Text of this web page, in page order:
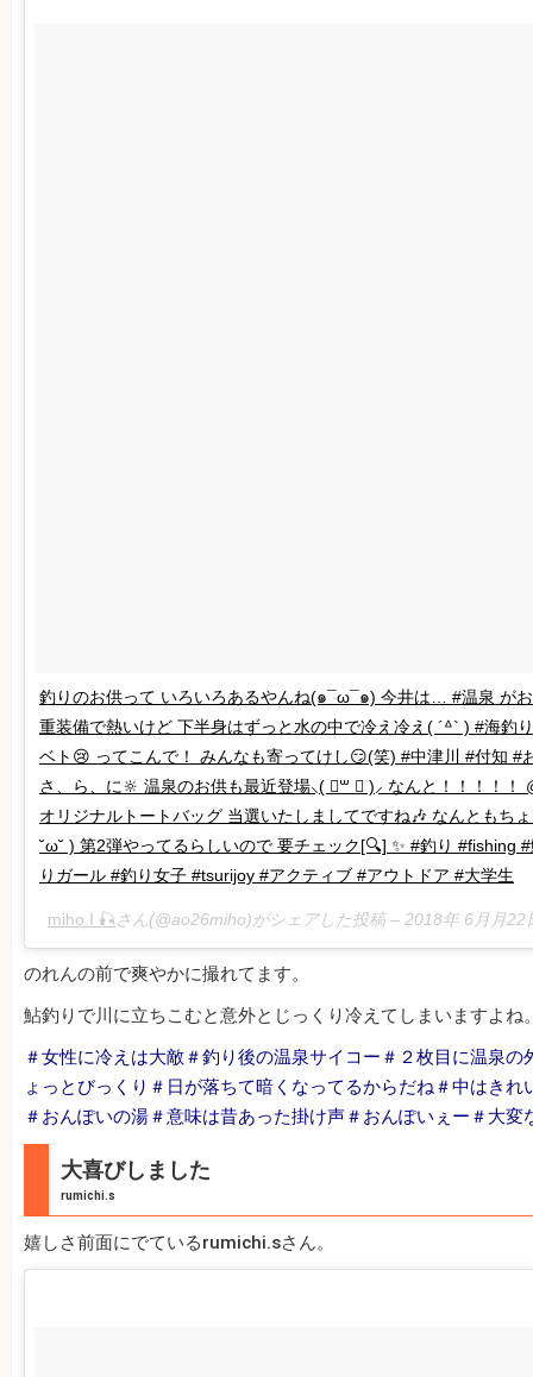
釣りのお供って いろいろあるやんね(๑¯ω¯๑) 今井は… #温泉 が
重装備で熱いけど 下半身はずっと水の中で冷え冷え( ´ᐞ` ) #海釣
ベト😢 ってこんで！ みんなも寄ってけし😏(笑) #中津川 #付知 #
さ、ら、に🔆 温泉のお供も最近登場⸜( ॑꒳ ॑ )⸝ なんと！！！！！
オリジナルトートバッグ 当選いたしましてですね🎶 なんともち
˘ω˘ ) 第2弾やってるらしいので 要チェック[🔍] ✨ #釣り #fishing
りガール #釣り女子 #tsurijoy #アクティブ #アウトドア #大学生
miho.I 🎣さん(@ao26miho)がシェアした投稿 – 2018年 6月月22
のれんの前で爽やかに撮れてます。
鮎釣りで川に立ちこむと意外とじっくり冷えてしまいますよね
＃女性に冷えは大敵＃釣り後の温泉サイコー＃２枚目に温泉の
ょっとびっくり＃日が落ちて暗くなってるからだね＃中はきれ
＃おんぽいの湯＃意味は昔あった掛け声＃おんぽいぇー＃大変
大喜びしました
rumichi.s
嬉しさ前面にでているrumichi.sさん。